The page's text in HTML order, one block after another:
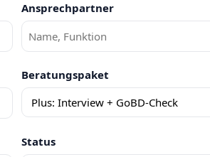
Ansprechpartner
Beratungspaket
Status